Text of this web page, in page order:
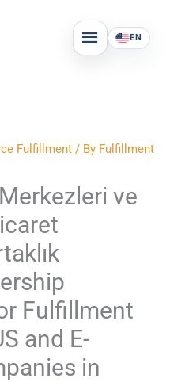
MAIN
MENU
EN
Fulfillment / By Fulfillment
ve
Fulfillment
and E-
in